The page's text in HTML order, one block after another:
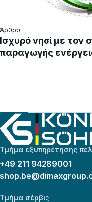
Άρθρα
Ισχυρό νησί με τον
παραγωγής
Τμήμα εξυπηρέτησης
+49 211 94289001
Τμήμα σέρβις